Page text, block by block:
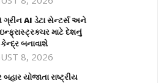
ગુજરાતને ગ્રીન AI ડેટા સેન્ટર્સ અને
ડિજિટલ ઇન્ફ્રાસ્ટ્રક્ચર માટે દેશનું
AI ડેટા સેન્ટર્સ અને
માટે દેશનું
બનાવાશે
8, 2026
બહાર યોજાતા રાષ્ટ્રીય